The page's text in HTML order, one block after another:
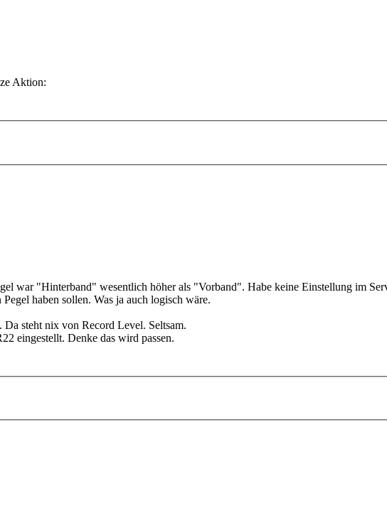
Aktion:
war "Hinterband" wesentlich höher als "Vorband". Habe keine Einstellung im
haben sollen. Was ja auch logisch wäre.
steht nix von Record Level. Seltsam.
eingestellt. Denke das wird passen.